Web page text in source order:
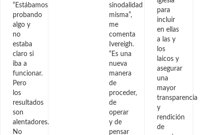
“Estábamos
probando
algo y
no
estaba
claro si
iba a
funcionar.
Pero
los
resultados
son
alentadores.
No
sinodalidad
misma”,
me
comenta
Ivereigh.
“Es una
nueva
manera
de
proceder,
de
operar
y de
pensar
para
incluir
en ellas
a las y
los
laicos y
asegurar
una
mayor
transparencia
y
rendición
de